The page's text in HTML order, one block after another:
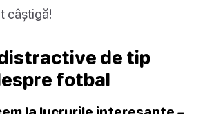
câștigă!
de tip
fotbal